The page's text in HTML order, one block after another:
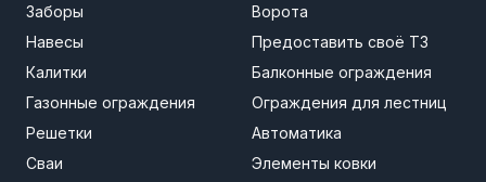
Заборы
Ворота
Навесы
Предоставить своё ТЗ
Калитки
Балконные ограждения
Газонные ограждения
Ограждения для лестниц
Решетки
Автоматика
Сваи
Элементы ковки